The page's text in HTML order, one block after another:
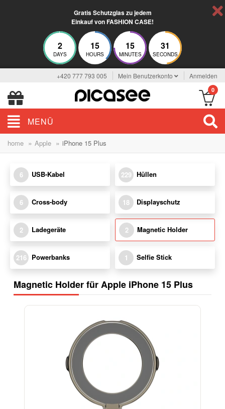
Gratis Schutzglas zu jedem
Einkauf von FASHION CASE!
2
DAYS
15
HOURS
15
MINUTES
31
SECONDS
+420 777 793 005 Mein Benutzerkonto Anmelden
0
MENÜ
home » Apple » iPhone 15 Plus
6 USB-Kabel 229 Hüllen
6 Cross-body 18 Displayschutz
2 Ladegeräte 2 Magnetic Holder
216 Powerbanks 1 Selfie Stick
Magnetic Holder für Apple iPhone 15 Plus